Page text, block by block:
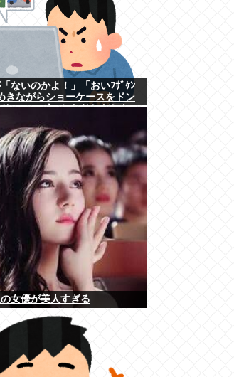
ないのかよ！」「おいﾌｻﾞｹﾝ
きながらショーケースをドン
、エルボーしたりしだした
女優が美人すぎる